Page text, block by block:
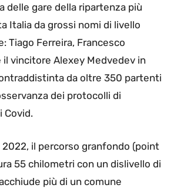
delle gare della ripartenza più
Italia da grossi nomi di livello
Tiago Ferreira, Francesco
il vincitore Alexey Medvedev in
da oltre 350 partenti
dei protocolli di
Covid.
2022, il percorso granfondo (point
55 chilometri con un dislivello di
più di un comune